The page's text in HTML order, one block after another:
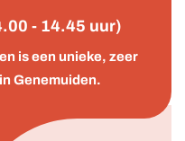
- 14.45 uur)
is een unieke, zeer
Genemuiden.